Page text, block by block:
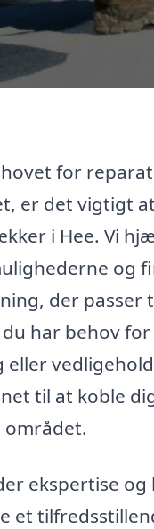
for
er det vigtigt at
i Hee. Vi
og
der passer
har behov for
til at koble
området.
ekspertise og
et